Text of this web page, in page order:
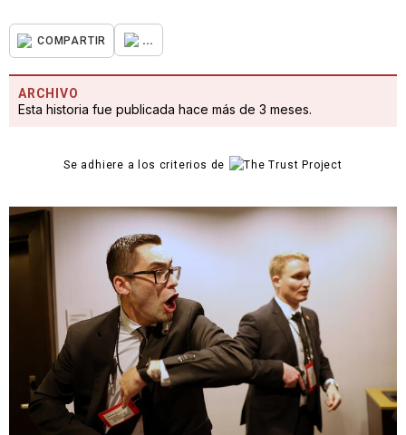
COMPARTIR ...
ARCHIVO
Esta historia fue publicada hace más de 3 meses.
Se adhiere a los criterios de